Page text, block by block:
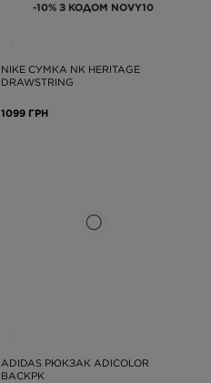
-10% З КОДОМ NOVY10
NIKE СУМКА NK HERITAGE
DRAWSTRING
1099 ГРН
ADIDAS РЮКЗАК ADICOLOR
BACKPK